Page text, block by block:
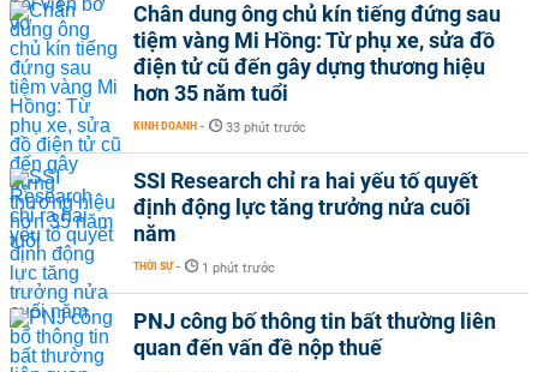
Chân dung ông chủ kín tiếng đứng sau
tiệm vàng Mi Hồng: Từ phụ xe, sửa đồ
điện tử cũ đến gây dựng thương hiệu
hơn 35 năm tuổi
KINH DOANH - 33 phút trước
SSI Research chỉ ra hai yếu tố quyết
định động lực tăng trưởng nửa cuối
năm
THỜI SỰ - 1 phút trước
PNJ công bố thông tin bất thường liên
quan đến vấn đề nộp thuế